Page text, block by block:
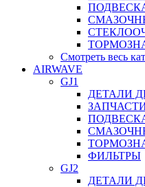
Смотреть весь
AIRWAVE
GJ1
ДЕТАЛИ
ФИЛЬТРЫ
GJ2
ДЕТАЛИ